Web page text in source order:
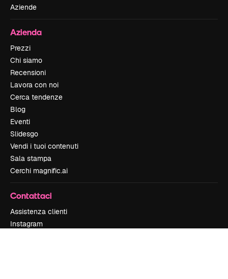
Aziende
Azienda
Prezzi
Chi siamo
Recensioni
Lavora con noi
Cerca tendenze
Blog
Eventi
Slidesgo
Vendi i tuoi contenuti
Sala stampa
Cerchi magnific.ai
Contattaci
Assistenza clienti
Instagram